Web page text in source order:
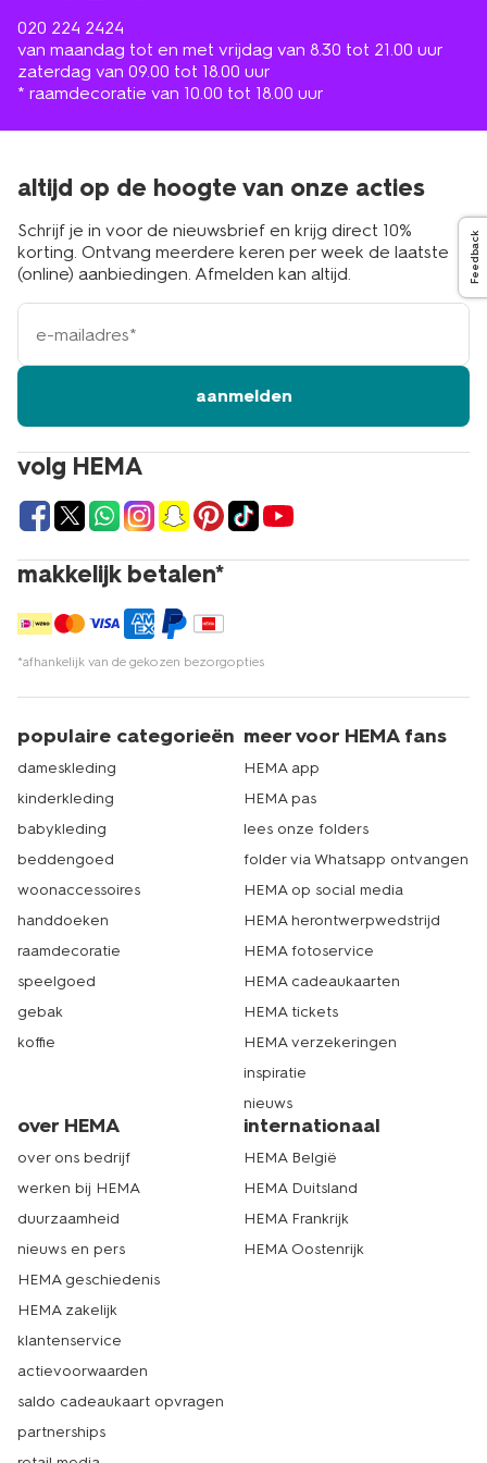
020 224 2424
van maandag tot en met vrijdag van 8.30 tot 21.00 uur
zaterdag van 09.00 tot 18.00 uur
* raamdecoratie van 10.00 tot 18.00 uur
volg HEMA
makkelijk betalen*
*afhankelijk van de gekozen bezorgopties
altijd op de hoogte van onze acties
Schrijf je in voor de nieuwsbrief en krijg direct 10%
korting. Ontvang meerdere keren per week de laatste
(online) aanbiedingen. Afmelden kan altijd.
e-
mailadres
aanmelden
populaire categorieën
dameskleding
kinderkleding
babykleding
beddengoed
woonaccessoires
handdoeken
raamdecoratie
speelgoed
gebak
koffie
meer voor HEMA fans
HEMA app
HEMA pas
lees onze folders
folder via Whatsapp ontvangen
HEMA op social media
HEMA herontwerpwedstrijd
HEMA fotoservice
HEMA cadeaukaarten
HEMA tickets
HEMA verzekeringen
inspiratie
nieuws
over HEMA
over ons bedrijf
werken bij HEMA
duurzaamheid
nieuws en pers
HEMA geschiedenis
HEMA zakelijk
klantenservice
actievoorwaarden
saldo cadeaukaart opvragen
partnerships
internationaal
HEMA België
HEMA Duitsland
HEMA Frankrijk
HEMA Oostenrijk
Feedback